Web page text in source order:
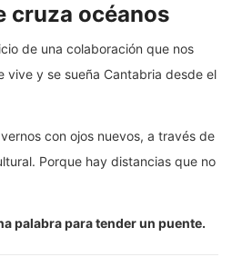
cruza océanos
de una colaboración que nos
vive y se sueña Cantabria desde el
con ojos nuevos, a través de
Porque hay distancias que no
palabra para tender un puente.